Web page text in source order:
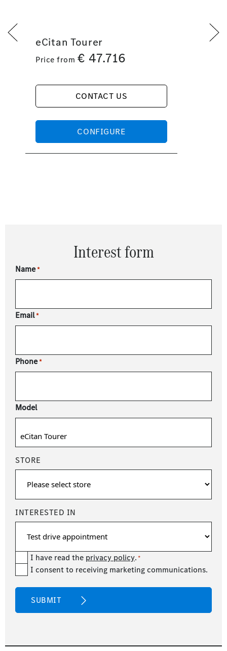
eCitan Tourer
Price from € 47.716
CONTACT US
CONFIGURE
Interest form
Name*
Email*
Phone*
Model
STORE
INTERESTED IN
Consent
I have read the privacy policy.*
newsetter
I consent to receiving marketing communications.